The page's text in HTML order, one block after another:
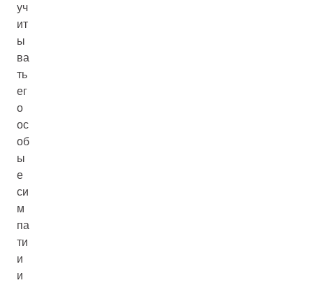
уч
ит
ы
ва
ть
ег
о
ос
об
ы
е
си
м
па
ти
и
и